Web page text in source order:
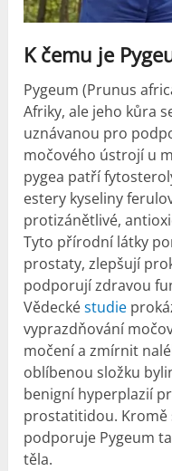
K čemu je
Pygeum (Prunus
Afriky, ale jeho kůra
uznávanou pro
močového ústrojí u
pygea patří
estery kyseliny
protizánětlivé,
Tyto přírodní látky
prostaty, zlepšují
podporují zdravou
Vědeckéstudie
vyprazdňování
močení a zmírnit
oblíbenou složku
benigní hyperplazií
prostatitidou. Kromě
podporuje Pygeum
těla.